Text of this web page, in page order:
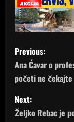
P
o
s
t
Previous:
Ana Ćavar o
početi ne čekajte
Next:
Željko Rebac je